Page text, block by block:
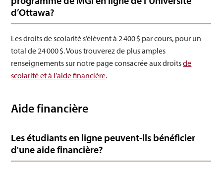
d’Ottawa?
Les droits de scolarité s’élèvent à 2 400 $ par cours, pour un
total de 24 000 $. Vous trouverez de plus amples
renseignements sur notre page consacrée aux droitsde
scolarité et à l’aide financière.
Aide financière
Les étudiants en ligne peuvent-ils bénéficier
d'une aide financière?